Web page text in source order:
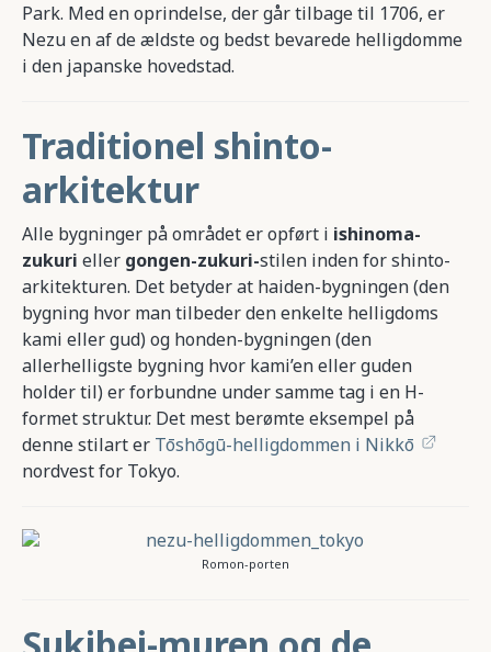
Park. Med en oprindelse, der går tilbage til 1706, er
Nezu en af de ældste og bedst bevarede helligdomme
i den japanske hovedstad.
Traditionel shinto-
arkitektur
Alle bygninger på området er opført i ishinoma-
zukuri eller gongen-zukuri-stilen inden for shinto-
arkitekturen. Det betyder at haiden-bygningen (den
bygning hvor man tilbeder den enkelte helligdoms
kami eller gud) og honden-bygningen (den
allerhelligste bygning hvor kami’en eller guden
holder til) er forbundne under samme tag i en H-
formet struktur. Det mest berømte eksempel på
denne stilart er Tōshōgū-helligdommen i Nikkō
nordvest for Tokyo.
Romon-porten